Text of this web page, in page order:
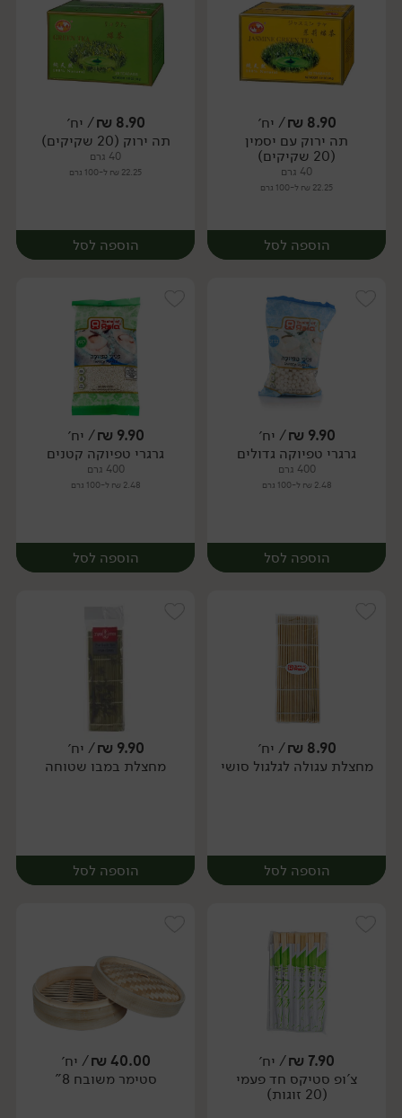
יח׳ יח׳
8.90
₪/ יח׳
תה ירוק עם יסמין
(20 שקיקים)
40 גרם
22.25 ₪ ל-100 גרם
הוספה לסל
יח׳
8.90
₪/ יח׳
תה ירוק (20 שקיקים)
40 גרם
22.25 ₪ ל-100 גרם
הוספה לסל
יח׳
9.90
₪/ יח׳
גרגרי טפיוקה גדולים
400 גרם
2.48 ₪ ל-100 גרם
הוספה לסל
יח׳
9.90
₪/ יח׳
גרגרי טפיוקה קטנים
400 גרם
2.48 ₪ ל-100 גרם
הוספה לסל
יח׳
8.90
₪/ יח׳
מחצלת עגולה לגלגול סושי
הוספה לסל
יח׳
9.90
₪/ יח׳
מחצלת במבו שטוחה
הוספה לסל
יח׳
7.90
₪/ יח׳
צ'ופ סטיקס חד פעמי
(20 זוגות)
40.00
₪/ יח׳
סטימר משובח 8"